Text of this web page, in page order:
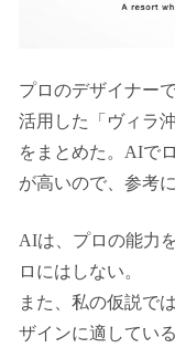
プロのデザイナー
活用した「ヴィラ
をまとめた。AIで
が高いので、参考
AIは、プロの能力
ロにはしない。
また、私の仮説で
ザインに適してい